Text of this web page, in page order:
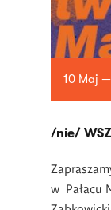
10 Maj
/nie/
w Pałacu